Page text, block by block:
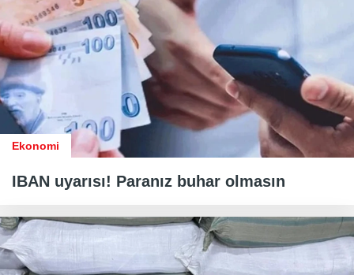
Ekonomi
IBAN uyarısı! Paranız buhar olmasın